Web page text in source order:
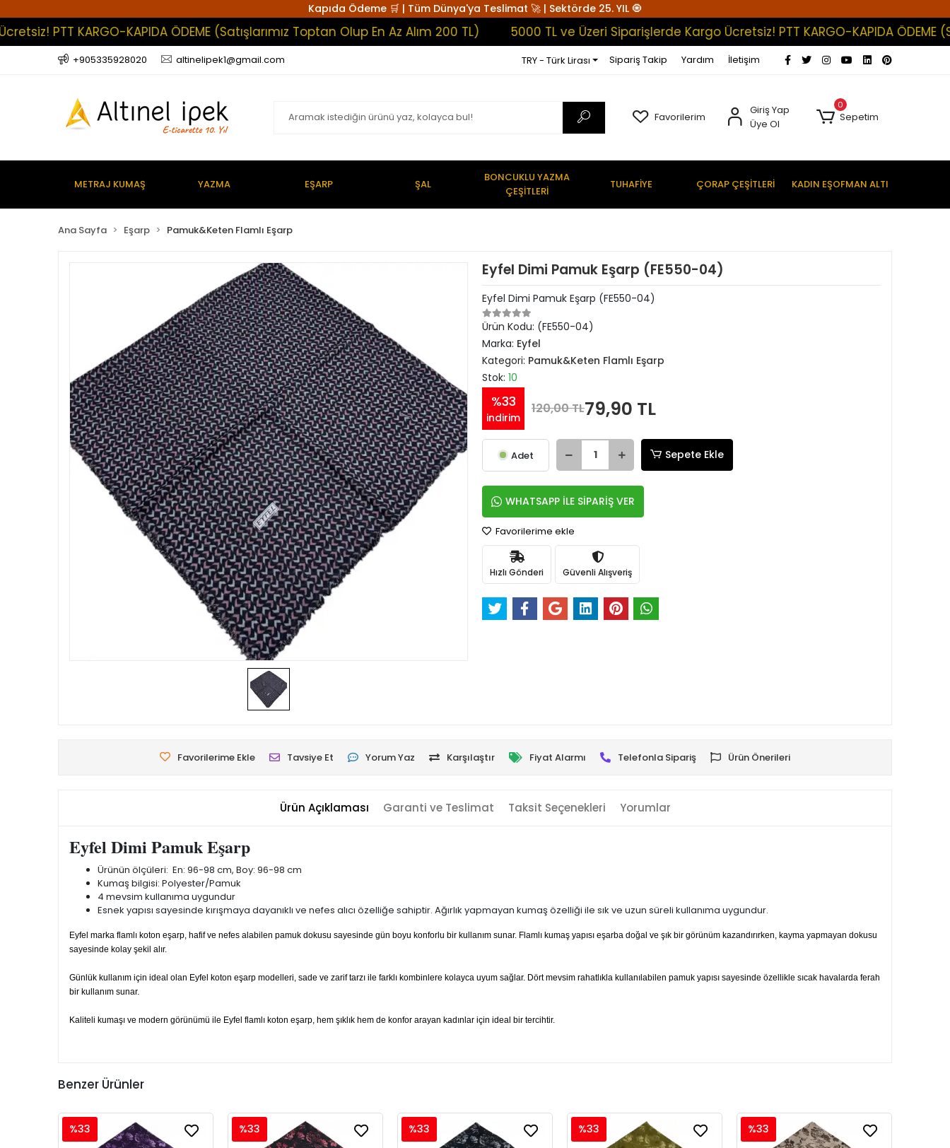
Kapıda Ödeme 🛒 | Tüm Dünya'ya Teslimat 🚀 | Sektörde 25. YIL 🧿
KARGO-KAPIDA ÖDEME (Satışlarımız Toptan Olup En Az Alım 200 TL) 5000 TL ve Üzeri Siparişlerde Kargo Ücretsiz! PTT KARGO-KAPIDA ÖDEME
+905335928020 altinelipek1@gmail.com TRY - Türk Lirası Sipariş Takip Yardım İletişim
Favorilerim
Giriş Yap
Üye Ol
0
Sepetim
METRAJ KUMAŞ YAZMA EŞARP ŞAL
BONCUKLU YAZMA
ÇEŞİTLERİ
TUHAFİYE ÇORAP ÇEŞİTLERİ KADIN EŞOFMAN ALTI
Ana Sayfa Eşarp Pamuk&Keten Flamlı Eşarp
Eyfel Dimi Pamuk Eşarp (FE550-04)
Eyfel Dimi Pamuk Eşarp (FE550-04)
Ürün Kodu: (FE550-04)
Marka: Eyfel
Kategori: Pamuk&Keten Flamlı Eşarp
Stok: 10
%33
indirim
120,00 TL79,90 TL
Adet Sepete Ekle
WHATSAPP İLE SİPARİŞ VER
Favorilerime ekle
Hızlı Gönderi Güvenli Alışveriş
Favorilerime Ekle Tavsiye Et Yorum Yaz Karşılaştır Fiyat Alarmı Telefonla Sipariş Ürün Önerileri
Ürün Açıklaması Garanti ve Teslimat Taksit Seçenekleri Yorumlar
Eyfel Dimi Pamuk Eşarp
Ürünün ölçüleri: En: 96-98 cm, Boy: 96-98 cm
Kumaş bilgisi: Polyester/Pamuk
4 mevsim kullanıma uygundur
Esnek yapısı sayesinde kırışmaya dayanıklı ve nefes alıcı özelliğe sahiptir. Ağırlık yapmayan kumaş özelliği ile sık ve uzun süreli kullanıma uygundur.
Eyfel marka flamlı koton eşarp, hafif ve nefes alabilen pamuk dokusu sayesinde gün boyu konforlu bir kullanım sunar. Flamlı kumaş yapısı eşarba doğal ve şık bir görünüm kazandırırken, kayma yapmayan dokusu
sayesinde kolay şekil alır.
Günlük kullanım için ideal olan Eyfel koton eşarp modelleri, sade ve zarif tarzı ile farklı kombinlere kolayca uyum sağlar. Dört mevsim rahatlıkla kullanılabilen pamuk yapısı sayesinde özellikle sıcak havalarda ferah
bir kullanım sunar.
Kaliteli kumaşı ve modern görünümü ile Eyfel flamlı koton eşarp, hem şıklık hem de konfor arayan kadınlar için ideal bir tercihtir.
Benzer Ürünler
%33 %33 %33 %33 %33